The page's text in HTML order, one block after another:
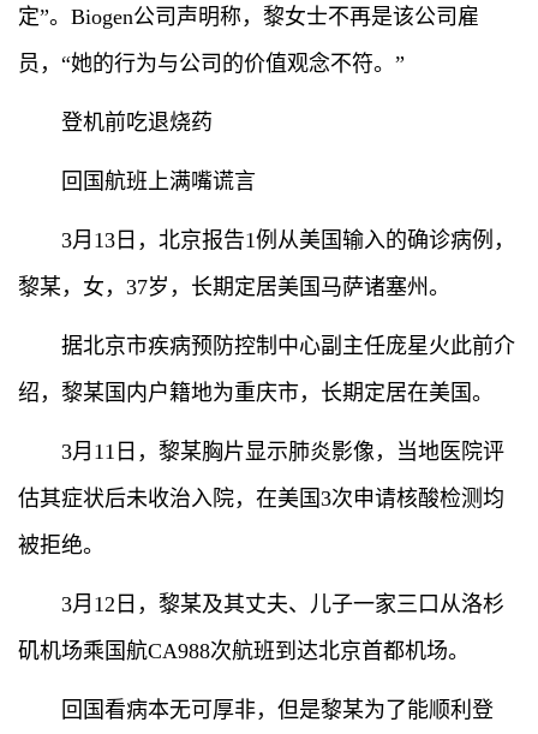
定”。Biogen公司声明称，黎女士不再是该公司雇
员，“她的行为与公司的价值观念不符。”
登机前吃退烧药
回国航班上满嘴谎言
3月13日，北京报告1例从美国输入的确诊病例，
黎某，女，37岁，长期定居美国马萨诸塞州。
据北京市疾病预防控制中心副主任庞星火此前介
绍，黎某国内户籍地为重庆市，长期定居在美国。
3月11日，黎某胸片显示肺炎影像，当地医院评
估其症状后未收治入院，在美国3次申请核酸检测均
被拒绝。
3月12日，黎某及其丈夫、儿子一家三口从洛杉
矶机场乘国航CA988次航班到达北京首都机场。
回国看病本无可厚非，但是黎某为了能顺利登